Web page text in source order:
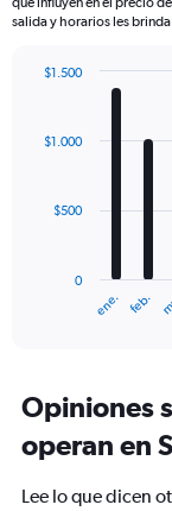
salida y horarios les
with
12
The
Range:
12
categories.
The
chart
ene. feb.
0
$500
$1.000
$1.500
Opiniones
operan en
Lee lo que dicen